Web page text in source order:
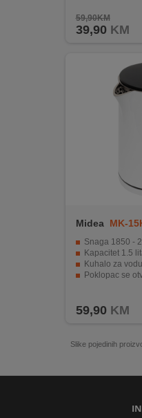
REKLAMACIJA
INOSTRANSTVA
59,90KM
39,90 KM
Midea MK-
Snaga 1850 -
Kapacitet 1.5
Kuhalo za
Poklopac se
59,90 KM
Slike pojedinih